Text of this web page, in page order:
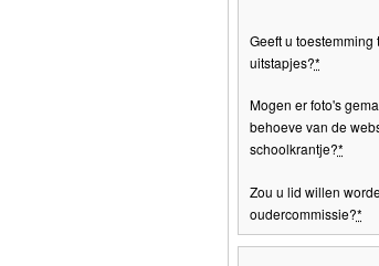
Geeft u toestemming
uitstapjes?*
Mogen er foto's
behoeve van de
schoolkrantje?*
Zou u lid willen
oudercommissie?*